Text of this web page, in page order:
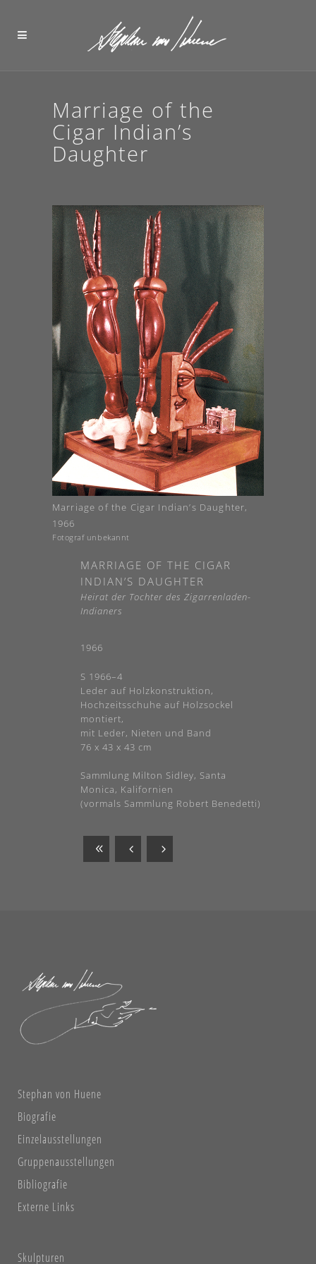
Marriage of the
Cigar Indian’s
Daughter
Marriage of the Cigar Indian’s Daughter,
1966
Fotograf unbekannt
MARRIAGE OF THE CIGAR
INDIAN’S DAUGHTER
Heirat der Tochter des Zigarrenladen-
Indianers
1966
S 1966–4
Leder auf Holzkonstruktion,
Hochzeitsschuhe auf Holzsockel
montiert,
mit Leder, Nieten und Band
76 x 43 x 43 cm
Sammlung Milton Sidley, Santa
Monica, Kalifornien
(vormals Sammlung Robert Benedetti)
Stephan von Huene
Biografie
Einzelausstellungen
Gruppenausstellungen
Bibliografie
Externe Links
Skulpturen